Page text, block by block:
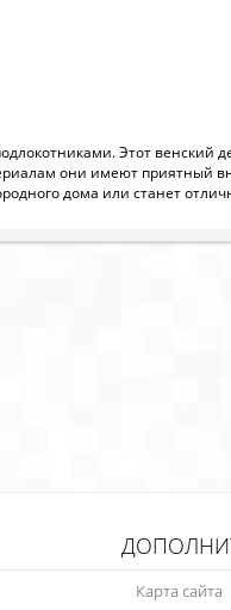
Этот венский
они имеют приятный
дома или станет
Карта сайта